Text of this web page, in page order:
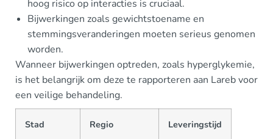
hoog risico op interacties is cruciaal.
Bijwerkingen zoals gewichtstoename en
stemmingsveranderingen moeten serieus genomen
worden.
Wanneer bijwerkingen optreden, zoals hyperglykemie,
is het belangrijk om deze te rapporteren aan Lareb voor
een veilige behandeling.
Stad Regio Leveringstijd